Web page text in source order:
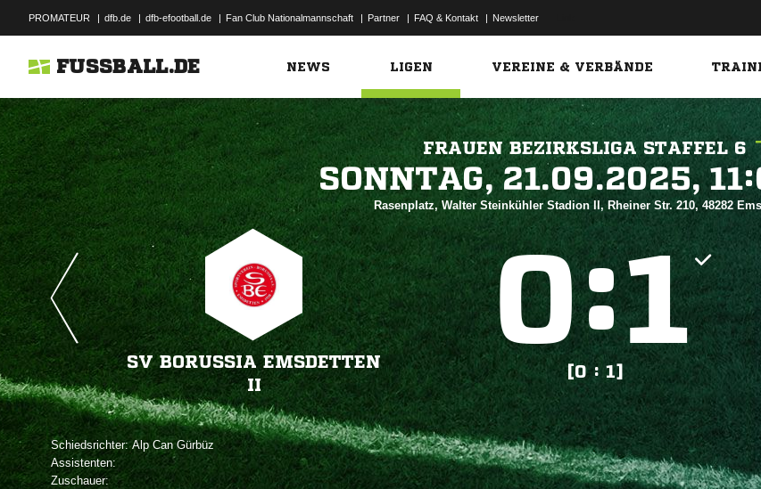
PROMATEUR | dfb.de | dfb-efootball.de | Fan Club Nationalmannschaft | Partner | FAQ & Kontakt | Newsletter
FUSSBALL.DE NEWS LIGEN VEREINE & VERBÄNDE
FRAUEN BEZIRKSLIGA STAFFEL 6
 
Rasenplatz, Walter Steinkühler Stadion II, Rheiner Str. 210, 48282
SV BORUSSIA EMSDETTEN
II
:
[0 : 1]
Schiedsrichter:  
Assistenten:
Zuschauer: